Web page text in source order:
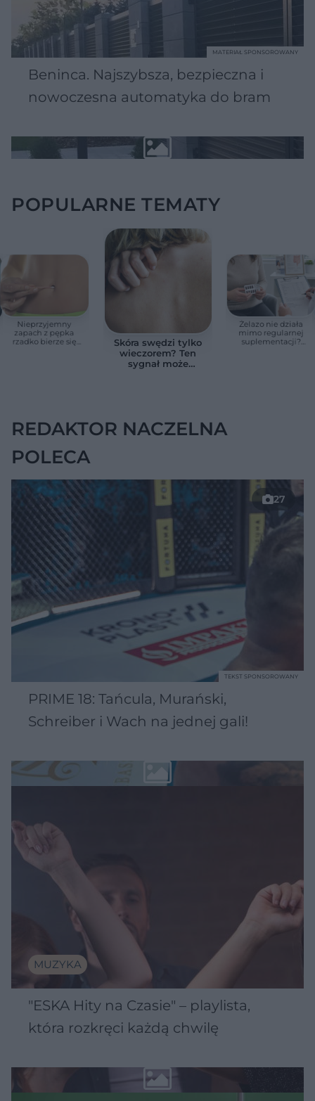
Beninca. Najszybsza, bezpieczna i
nowoczesna automatyka do bram
MATERIAŁ SPONSOROWANY
POPULARNE TEMATY
Nieprzyjemny
zapach z pępka
rzadko bierze się
Skóra swędzi tylko
wieczorem? Ten
sygnał może
Żelazo nie działa
mimo regularnej
suplementacji?
REDAKTOR NACZELNA
POLECA
27
PRIME 18: Tańcula, Murański,
Schreiber i Wach na jednej gali!
TEKST SPONSOROWANY
MUZYKA
"ESKA Hity na Czasie" – playlista,
która rozkręci każdą chwilę